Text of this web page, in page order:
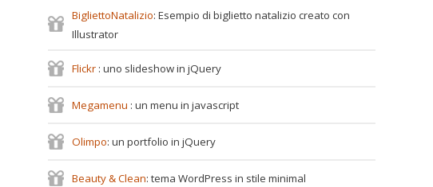
BigliettoNatalizio: Esempio di biglietto natalizio creato con
Illustrator
Flickr : uno slideshow in jQuery
Megamenu : un menu in javascript
Olimpo: un portfolio in jQuery
Beauty & Clean: tema WordPress in stile minimal